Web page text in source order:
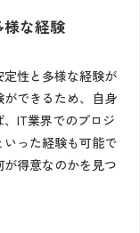
な経験
性と多様な経験が
できるため、自身
IT業界でのプロジ
った経験も可能で
得意なのかを見つ